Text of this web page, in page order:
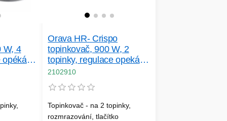
W, 4
opékání,
Orava HR- Crispo
topinkovač, 900 W, 2
topinky, regulace opekání,
rozmrazování, červený
2102910
Topinkovač - na 2 topinky,
rozmrazování, tlačítko